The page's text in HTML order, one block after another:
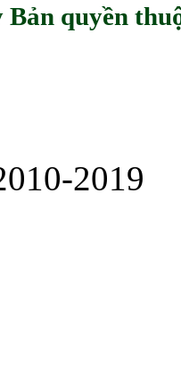
Bản quyền
2019